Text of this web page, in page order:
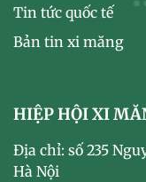
Tin tức quốc tế
Bản tin xi măng
HIỆP HỘI XI
Địa chỉ: số 235
Hà Nội